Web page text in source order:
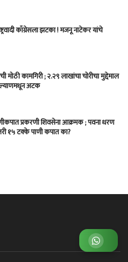
व्हाट्सअप ग्रुप जॉईन करा
काँग्रेसला झटका ! मजनू नाटेकर यांचे
मोठी कामगिरी ; २.२९ लाखांचा चोरीचा मुद्देमाल
अटक
प्रकरणी शिवसेना आक्रमक ; पवना धरण
१५ टक्के पाणी कपात का?